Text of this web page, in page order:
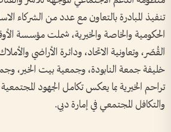
تنفيذ المبادرة بالتعاون مع عدد من الشركاء
الحكومية والخاصة والخيرية، شملت مؤسسة
القُصّر، وتعاونية الاتحاد، ودائرة الأراضي
خليفة جمعة النابودة، وجمعية بيت الخير،
تراحم الخيرية بما يعكس تكامل الجهود
والتكافل المجتمعي في إمارة دبي.